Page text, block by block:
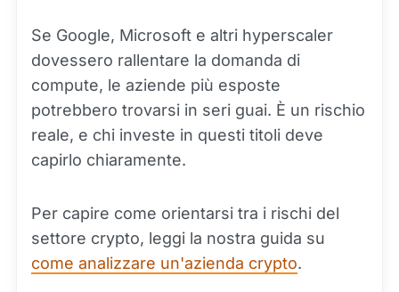
Se Google, Microsoft e altri hyperscaler
dovessero rallentare la domanda di
compute, le aziende più esposte
potrebbero trovarsi in seri guai. È un rischio
reale, e chi investe in questi titoli deve
capirlo chiaramente.
Per capire come orientarsi tra i rischi del
settore crypto, leggi la nostra guida su
come analizzare un'azienda crypto.